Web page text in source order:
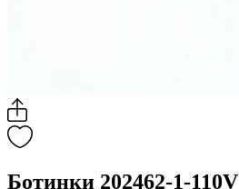
Ботинки 202462-1-110V